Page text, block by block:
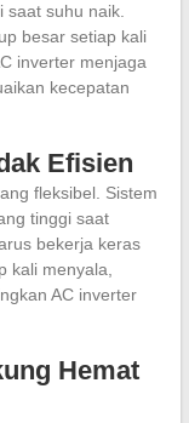
suhu naik.
besar setiap kali
inverter menjaga
kecepatan
Efisien
fleksibel. Sistem
tinggi saat
bekerja keras
kali menyala,
AC inverter
Hemat